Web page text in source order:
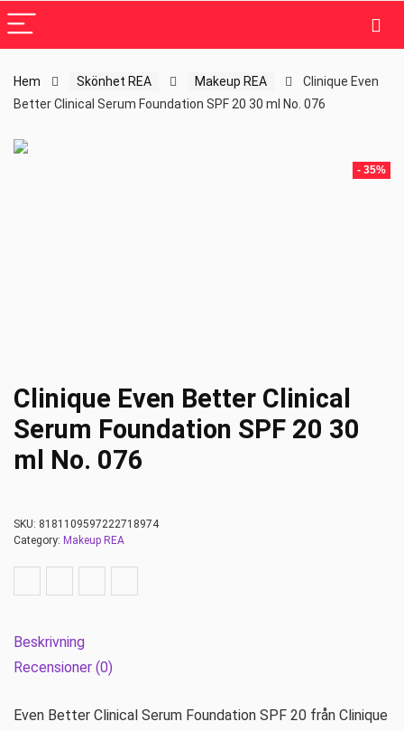
Hem Skönhet REA Makeup REA
Clinique Even
Better Clinical Serum Foundation SPF 20 30 ml No. 076
- 35%
Clinique Even Better Clinical
Serum Foundation SPF 20 30
ml No. 076
SKU: 8181109597222718974
Category: Makeup REA
Beskrivning
Recensioner (0)
Even Better Clinical Serum Foundation SPF 20 från Clinique